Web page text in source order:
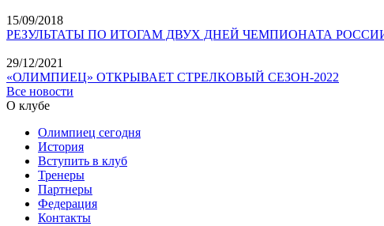
15/09/2018
РЕЗУЛЬТАТЫ ПО ИТОГАМ ДВУХ ДНЕЙ ЧЕМПИОНАТА
29/12/2021
«ОЛИМПИЕЦ» ОТКРЫВАЕТ СТРЕЛКОВЫЙ СЕЗОН-2022
Все новости
О клубе
Олимпиец сегодня
История
Вступить в клуб
Тренеры
Партнеры
Федерация
Контакты